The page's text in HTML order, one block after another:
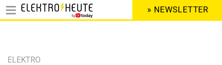
Inhalt
HEADER
MENU
» NEWSLETTER
ELEKTRO